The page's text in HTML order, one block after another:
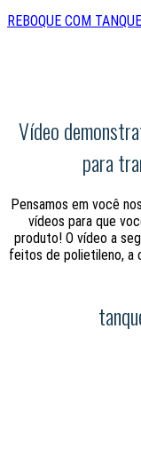
REBOQUE COM
Vídeo
para
Pensamos em você
vídeos para que
produto! O vídeo a
feitos de polietileno, a